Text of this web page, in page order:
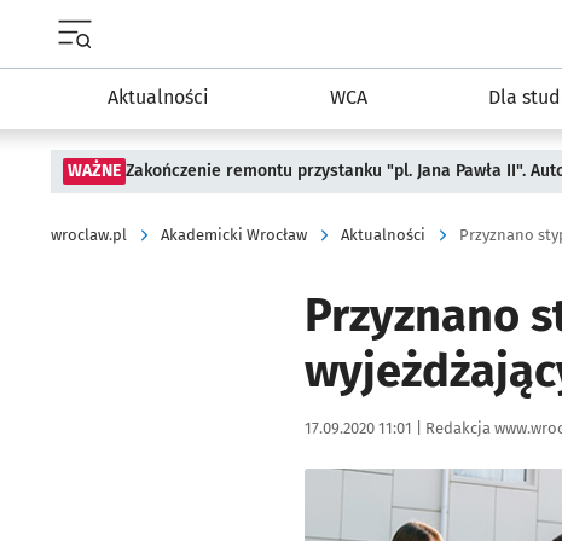
Menu główne portalu wroclaw.pl
Aktualności WCA Dla
WAŻNE Zakończenie remontu przystanku "pl. Jana Pawła II".
wroclaw.pl Akademicki Wrocław Aktualności
Przyznano
Data publikacji:
17.09.2020 11:01 | Autor:
Redakcja
Kliknij, aby powiększyć